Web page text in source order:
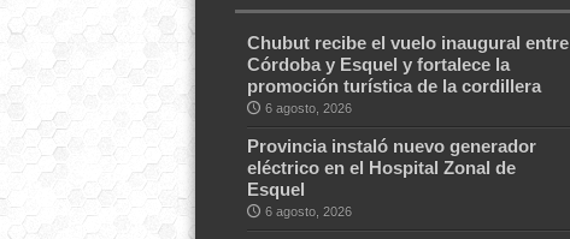
Chubut recibe el vuelo inaugural entre
Córdoba y Esquel y fortalece la
promoción turística de la cordillera
6 agosto, 2026
Provincia instaló nuevo generador
eléctrico en el Hospital Zonal de
Esquel
6 agosto, 2026